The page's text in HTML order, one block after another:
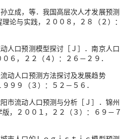
孙立成，等．我国高层次人才发展预测
论与实践，２００８，２８（２）：
动人口预测模型探讨［Ｊ］．南京人口
６，２２（４）：２６－２９．
流动人口预测方法探讨及发展趋势
９９（３）：５２－５６．
阳市流动人口预测与分析［Ｊ］．锦州
，２００１，２２（３）：６９－７